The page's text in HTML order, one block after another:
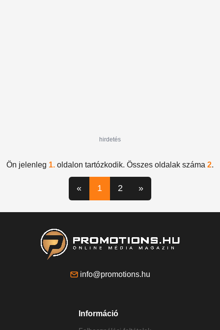
hirdetés
Ön jelenleg 1. oldalon tartózkodik. Összes oldalak száma 2.
« 1 2 »
info@promotions.hu
Információ